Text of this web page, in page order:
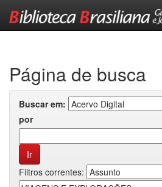
Página de busca
Buscar em:
por
Filtros correntes: